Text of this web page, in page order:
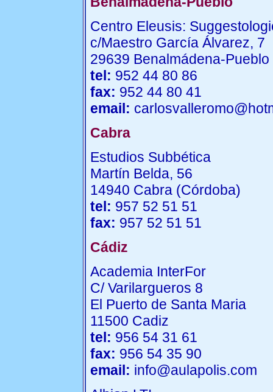
Centro Eleusis:
c/Maestro García Álvarez, 7
29639 Benalmádena-
tel: 952 44 80 86
fax: 952 44 80 41
email:
Cabra
Estudios Subbética
Martín Belda, 56
14940 Cabra (Córdoba)
tel: 957 52 51 51
fax: 957 52 51 51
Cádiz
Academia InterFor
C/ Varilargueros 8
El Puerto de Santa Maria
11500 Cadiz
tel: 956 54 31 61
fax: 956 54 35 90
email: info@aulapolis.com